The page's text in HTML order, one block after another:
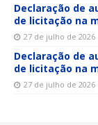
Declaração de
de licitação na
27 de julho de 2026
Declaração de
de licitação na
27 de julho de 2026